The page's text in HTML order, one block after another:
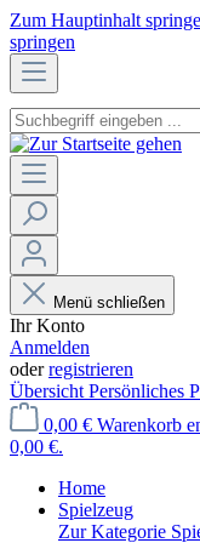
Zum Hauptinhalt
springen
Menü schließen
Ihr Konto
Anmelden
oderregistrieren
Übersicht Persönliches
0,00 € Warenkorb
0,00 €.
Home
Spielzeug
Zur Kategorie